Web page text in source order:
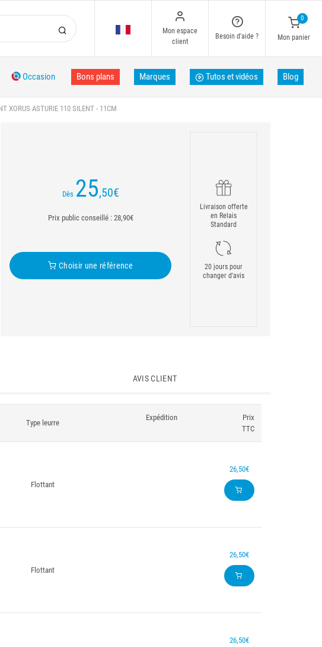
Mon espace
client
Besoin d'aide ?
0
Mon panier
Occasion Bons plans Marques Tutos et vidéos Blog
XORUS ASTURIE 110 SILENT - 11CM
Dès 25,50€
Prix public conseillé : 28,90€
Choisir une référence
Livraison offerte
en Relais
Standard
20 jours pour
changer d'avis
AVIS CLIENT
Type leurre
Expédition
Prix
TTC
Flottant
26,50€
Flottant
26,50€
26,50€